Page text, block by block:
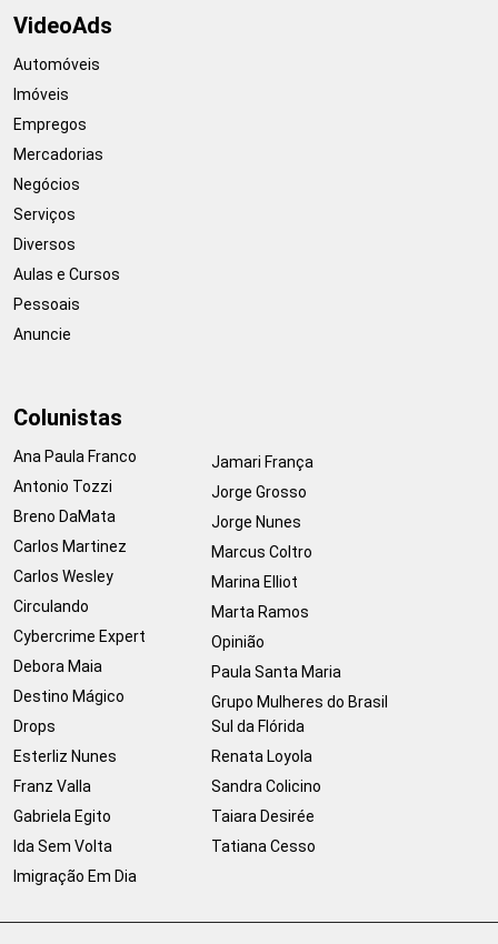
VideoAds
Automóveis
Imóveis
Empregos
Mercadorias
Negócios
Serviços
Diversos
Aulas e Cursos
Pessoais
Anuncie
Colunistas
Ana Paula Franco
Antonio Tozzi
Breno DaMata
Carlos Martinez
Carlos Wesley
Circulando
Cybercrime Expert
Debora Maia
Destino Mágico
Drops
Esterliz Nunes
Franz Valla
Gabriela Egito
Ida Sem Volta
Imigração Em Dia
Jamari França
Jorge Grosso
Jorge Nunes
Marcus Coltro
Marina Elliot
Marta Ramos
Opinião
Paula Santa Maria
Grupo Mulheres do Brasil
Sul da Flórida
Renata Loyola
Sandra Colicino
Taiara Desirée
Tatiana Cesso